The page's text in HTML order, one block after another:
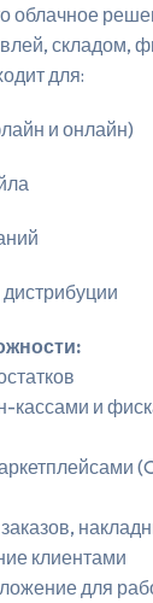
облачное
складом,
для:
и онлайн)
кассами и
клиентами
для